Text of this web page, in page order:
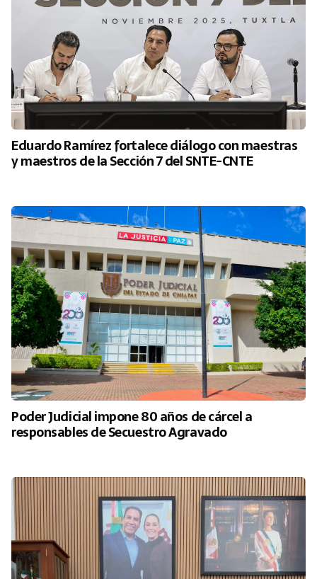
Eduardo Ramírez fortalece diálogo con maestras
y maestros de la Sección 7 del SNTE-CNTE
Poder Judicial impone 80 años de cárcel a
responsables de Secuestro Agravado